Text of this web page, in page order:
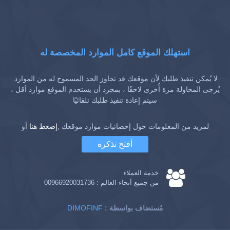
استهلك الموقع كامل الموارد المخصصة له
لا يُمكن تنفيذ طلبك لأن موقعك قد تجاوز الحد المسموح له من الموارد.
يُرجى المحاولة مرة أُخرى لاحقًا ، بمجرد أن يستخدم الموقع موارد أقل ،
سيتم إعادة تنفيذ طلبك تلقائيًا
لمزيد من المعلومات حول إحصائيات موارد موقعك ,إضغط هنا أو
أفتح تذكرة
خدمة العملاء
من جميع أنحاء العالم : 00966920031736
DIMOFINF : مُستضاف بواسطة